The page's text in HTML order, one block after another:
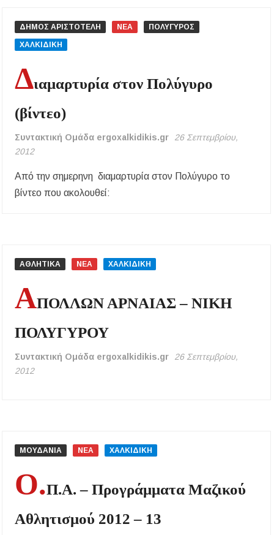
ΔΗΜΟΣ ΑΡΙΣΤΟΤΕΛΗ ΝΕΑ ΠΟΛΥΓΥΡΟΣ
ΧΑΛΚΙΔΙΚΗ
Διαμαρτυρία στον Πολύγυρο
(βίντεο)
Συντακτική Ομάδα ergoxalkidikis.gr
26 Σεπτεμβρίου,
2012
Από την σημερηνη διαμαρτυρία στον Πολύγυρο το
βίντεο που ακολουθεί:
ΑΘΛΗΤΙΚΑ ΝΕΑ ΧΑΛΚΙΔΙΚΗ
ΑΠΟΛΛΩΝ ΑΡΝΑΙΑΣ – ΝΙΚΗ
ΠΟΛΥΓΥΡΟΥ
Συντακτική Ομάδα ergoxalkidikis.gr
26 Σεπτεμβρίου,
2012
ΜΟΥΔΑΝΙΑ ΝΕΑ ΧΑΛΚΙΔΙΚΗ
Ο.Π.Α. – Προγράμματα Μαζικού
Αθλητισμού 2012 – 13